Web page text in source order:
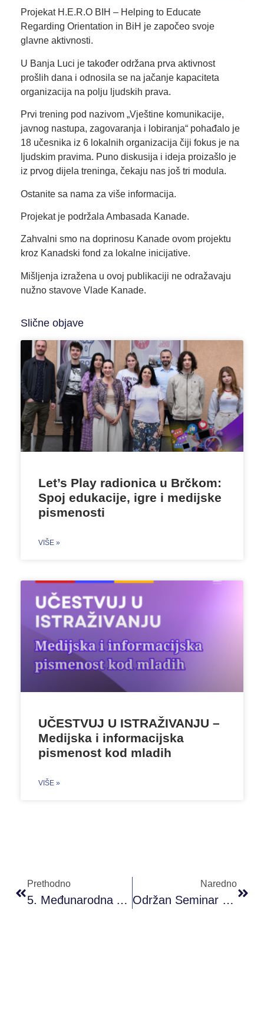
Projekat H.E.R.O BIH – Helping to Educate
Regarding Orientation in BiH je započeo svoje
glavne aktivnosti.
U Banja Luci je također održana prva aktivnost
prošlih dana i odnosila se na jačanje kapaciteta
organizacija na polju ljudskih prava.
Prvi trening pod nazivom „Vještine komunikacije,
javnog nastupa, zagovaranja i lobiranja“ pohađalo je
18 učesnika iz 6 lokalnih organizacija čiji fokus je na
ljudskim pravima. Puno diskusija i ideja proizašlo je
iz prvog dijela treninga, čekaju nas još tri modula.
Ostanite sa nama za više informacija.
Projekat je podržala Ambasada Kanade.
Zahvalni smo na doprinosu Kanade ovom projektu
kroz Kanadski fond za lokalne inicijative.
Mišljenja izražena u ovoj publikaciji ne odražavaju
nužno stavove Vlade Kanade.
Slične objave
Let’s Play radionica u Brčkom:
Spoj edukacije, igre i medijske
pismenosti
VIŠE »
UČESTVUJ U ISTRAŽIVANJU –
Medijska i informacijska
pismenost kod mladih
VIŠE »
Prethodno
5. Međunarodna Akademska Konferencija O Ljudskoj Sigurnosti
Naredno
Održan Seminar “Visible Value”